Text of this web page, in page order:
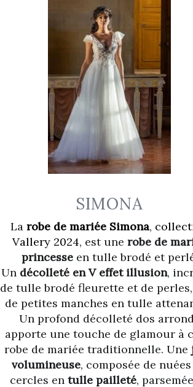
SIMONA
La robe de mariée Simona,
Vallery 2024, est une robe de
princesseen tulle brodé et
Un décolleté en V effet illusion,
de tulle brodé fleurette et de
de petites manches en tulle
Un profond décolleté dos
apporte une touche de glamour à
robe de mariée traditionnelle. Une
volumineuse, composée de
cercles entulle pailleté,